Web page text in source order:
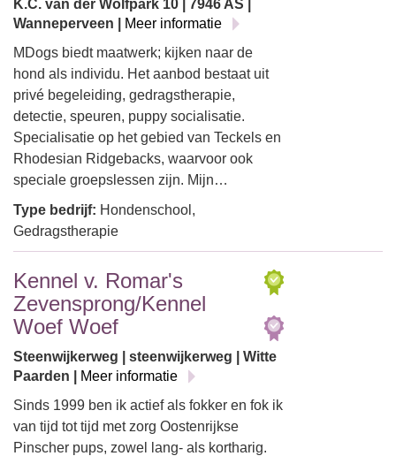
K.C. van der Wolfpark 10 | 7946 AS |
Wanneperveen |
Meer informatie
MDogs biedt maatwerk; kijken naar de
hond als individu. Het aanbod bestaat uit
privé begeleiding, gedragstherapie,
detectie, speuren, puppy socialisatie.
Specialisatie op het gebied van Teckels en
Rhodesian Ridgebacks, waarvoor ook
speciale groepslessen zijn. Mijn…
Type bedrijf: Hondenschool,
Gedragstherapie
Kennel v. Romar's
Zevensprong/Kennel
Woef Woef
Steenwijkerweg | steenwijkerweg | Witte
Paarden |
Meer informatie
Sinds 1999 ben ik actief als fokker en fok ik
van tijd tot tijd met zorg Oostenrijkse
Pinscher pups, zowel lang- als kortharig.